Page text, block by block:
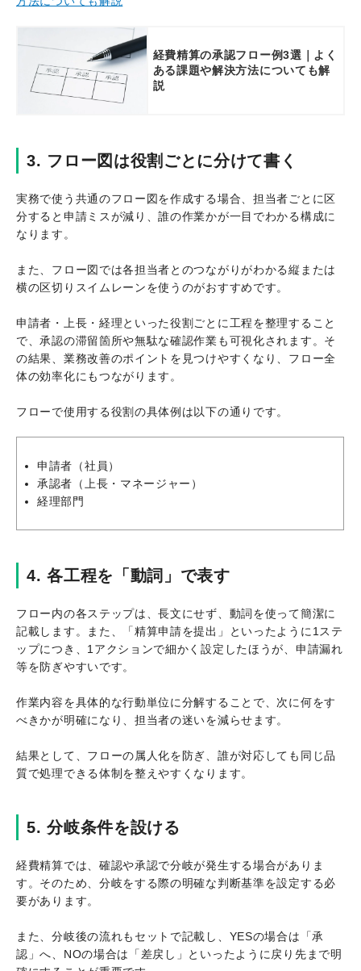
経費精算の承認フロー例3選｜よく
ある課題や解決方法についても解
説
3. フロー図は役割ごとに分けて書く
実務で使う共通のフロー図を作成する場合、担当者ごとに区
分すると申請ミスが減り、誰の作業かが一目でわかる構成に
なります。
また、フロー図では各担当者とのつながりがわかる縦または
横の区切りスイムレーンを使うのがおすすめです。
申請者・上長・経理といった役割ごとに工程を整理すること
で、承認の滞留箇所や無駄な確認作業も可視化されます。そ
の結果、業務改善のポイントを見つけやすくなり、フロー全
体の効率化にもつながります。
フローで使用する役割の具体例は以下の通りです。
申請者（社員）
承認者（上長・マネージャー）
経理部門
4. 各工程を「動詞」で表す
フロー内の各ステップは、長文にせず、動詞を使って簡潔に
記載します。また、「精算申請を提出」といったように1ステ
ップにつき、1アクションで細かく設定したほうが、申請漏れ
等を防ぎやすいです。
作業内容を具体的な行動単位に分解することで、次に何をす
べきかが明確になり、担当者の迷いを減らせます。
結果として、フローの属人化を防ぎ、誰が対応しても同じ品
質で処理できる体制を整えやすくなります。
5. 分岐条件を設ける
経費精算では、確認や承認で分岐が発生する場合がありま
す。そのため、分岐をする際の明確な判断基準を設定する必
要があります。
また、分岐後の流れもセットで記載し、YESの場合は「承
認」へ、NOの場合は「差戻し」といったように戻り先まで明